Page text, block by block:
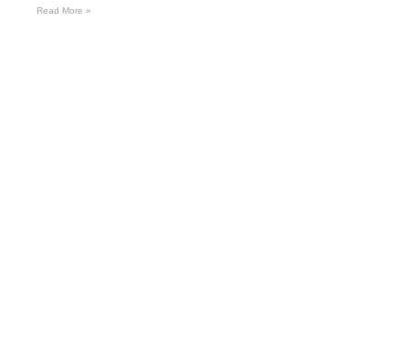
Read More »